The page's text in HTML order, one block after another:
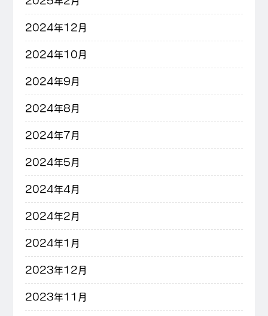
2024年12月
2024年10月
2024年9月
2024年8月
2024年7月
2024年5月
2024年4月
2024年2月
2024年1月
2023年12月
2023年11月